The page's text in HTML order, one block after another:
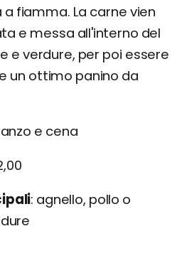
fiamma. La carne vien
e messa all'interno del
e verdure, per poi essere
un ottimo panino da
e cena
agnello, pollo o